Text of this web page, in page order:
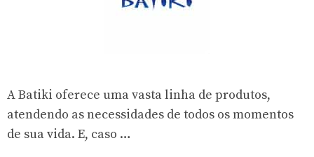
A Batiki oferece uma vasta linha de produtos,
atendendo as necessidades de todos os momentos
de sua vida. E, caso …